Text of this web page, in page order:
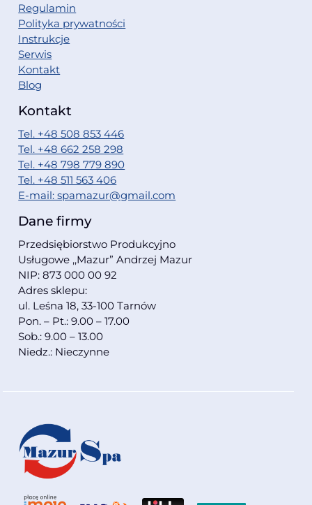
Regulamin
Polityka prywatności
Instrukcje
Serwis
Kontakt
Blog
Kontakt
Tel. +48 508 853 446
Tel. +48 662 258 298
Tel. +48 798 779 890
Tel. +48 511 563 406
E-mail: spamazur@gmail.com
Dane firmy
Przedsiębiorstwo Produkcyjno
Usługowe ,,Mazur” Andrzej Mazur
NIP: 873 000 00 92
Adres sklepu:
ul. Leśna 18, 33-100 Tarnów
Pon. – Pt.: 9.00 – 17.00
Sob.: 9.00 – 13.00
Niedz.: Nieczynne